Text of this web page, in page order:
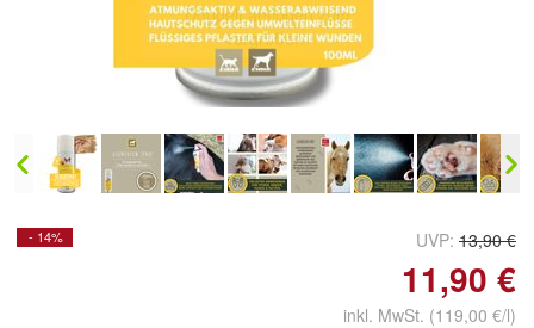
Doppelt antippen zum
vergrößern
- 14% UVP: 13,90 €
11,90 €
inkl. MwSt. (119,00 €/l)